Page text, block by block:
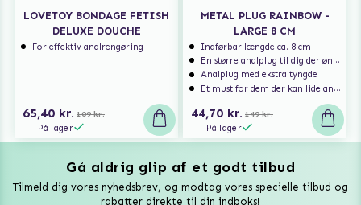
LOVETOY BONDAGE FETISH
DELUXE DOUCHE
For effektiv analrengøring
65,40 kr. 109 kr.
På lager
METAL PLUG RAINBOW -
LARGE 8 CM
Indførbar længde ca. 8 cm
En større analplug til dig der ønsker at blive fyldt
Analplug med ekstra tyngde
Et must for dem der kan lide analsex og analt sexlegetøj
44,70 kr. 149 kr.
På lager
Gå aldrig glip af et godt tilbud
Tilmeld dig vores nyhedsbrev, og modtag vores specielle tilbud og
rabatter direkte til din indboks!
Vuxen Magazine